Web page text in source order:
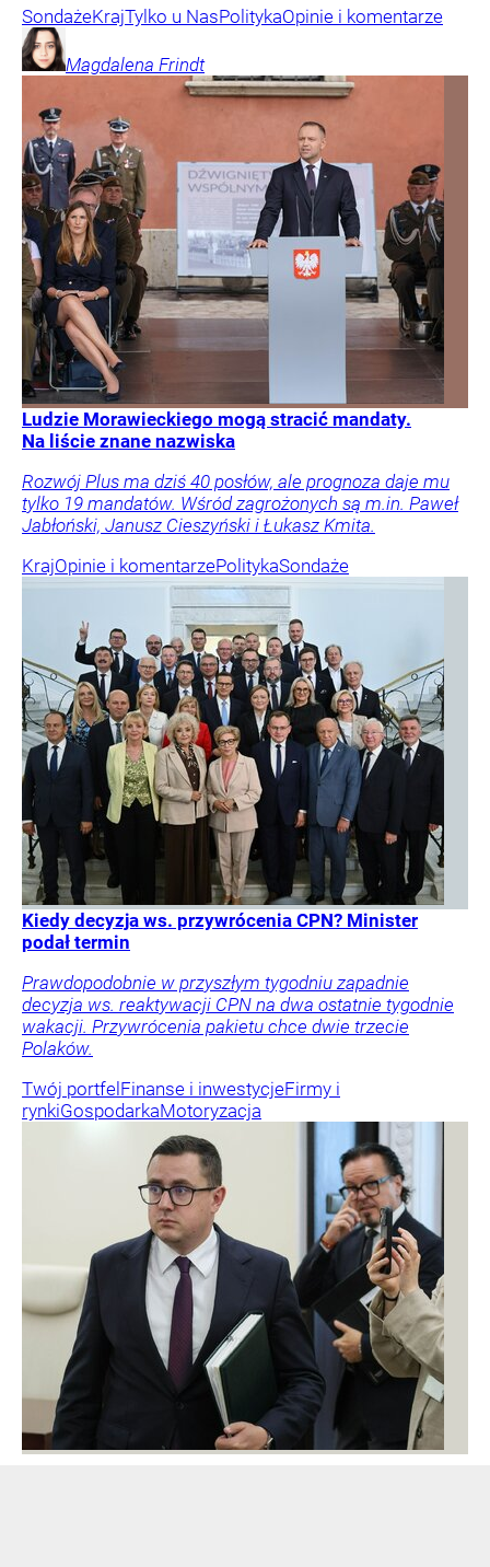
SondażeKrajTylko u NasPolitykaOpinie i komentarze
Magdalena Frindt
Ludzie Morawieckiego mogą stracić mandaty.
Na liście znane nazwiska
Rozwój Plus ma dziś 40 posłów, ale prognoza daje mu
tylko 19 mandatów. Wśród zagrożonych są m.in. Paweł
Jabłoński, Janusz Cieszyński i Łukasz Kmita.
KrajOpinie i komentarzePolitykaSondaże
Kiedy decyzja ws. przywrócenia CPN? Minister
podał termin
Prawdopodobnie w przyszłym tygodniu zapadnie
decyzja ws. reaktywacji CPN na dwa ostatnie tygodnie
wakacji. Przywrócenia pakietu chce dwie trzecie
Polaków.
Twój portfel Finanse i inwestycjeFirmy i
rynkiGospodarkaMotoryzacja